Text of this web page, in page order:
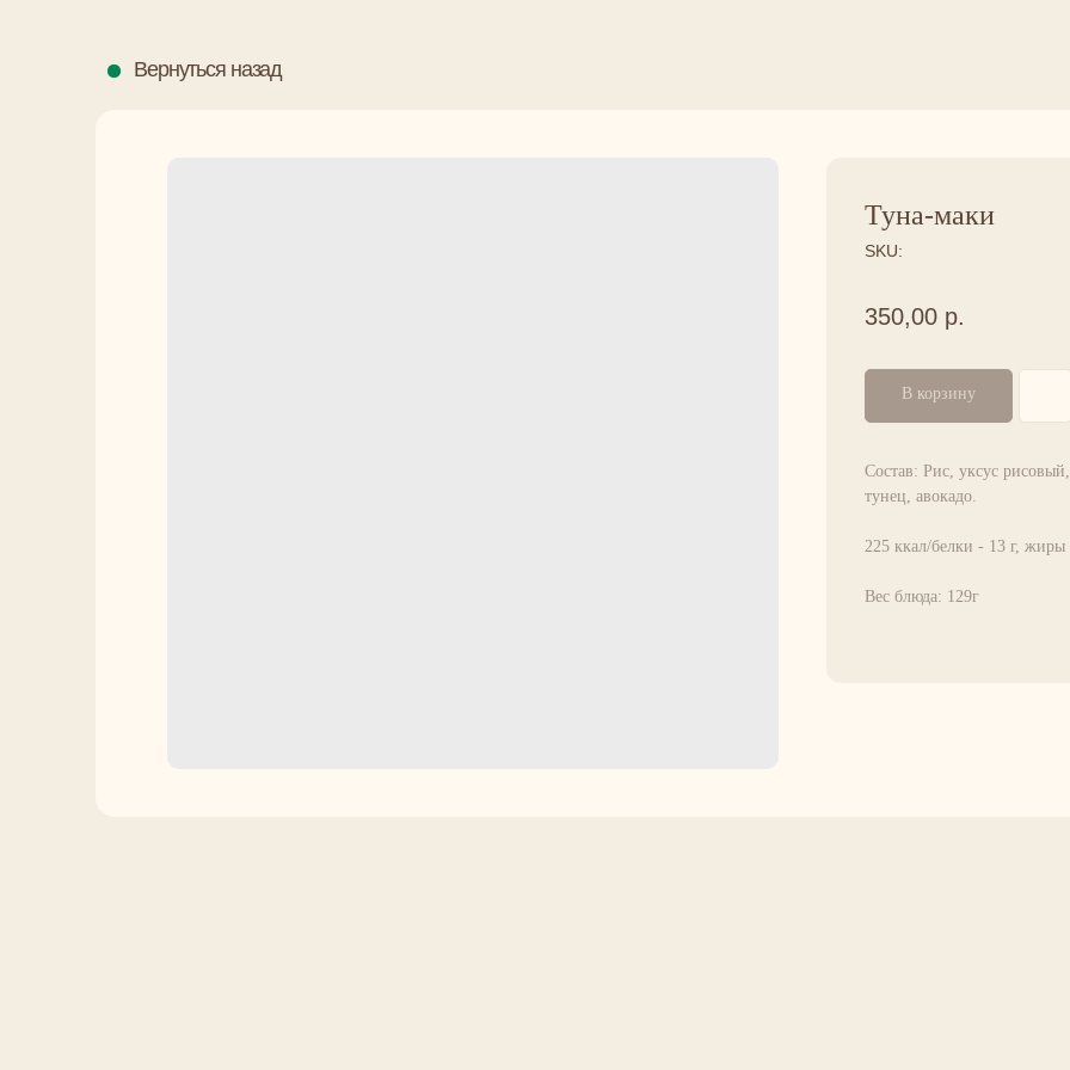
Вернуться назад
Туна-маки
SKU:
350,00 р.
В корзину
Состав: Рис, уксус
тунец, авокадо.
225 ккал/белки - 13 г, жиры
Вес блюда: 129г